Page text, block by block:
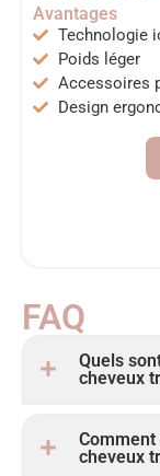
Avantages
Technologie
Poids léger
Accessoires
Design
FAQ
Quels
cheveux
cheveux